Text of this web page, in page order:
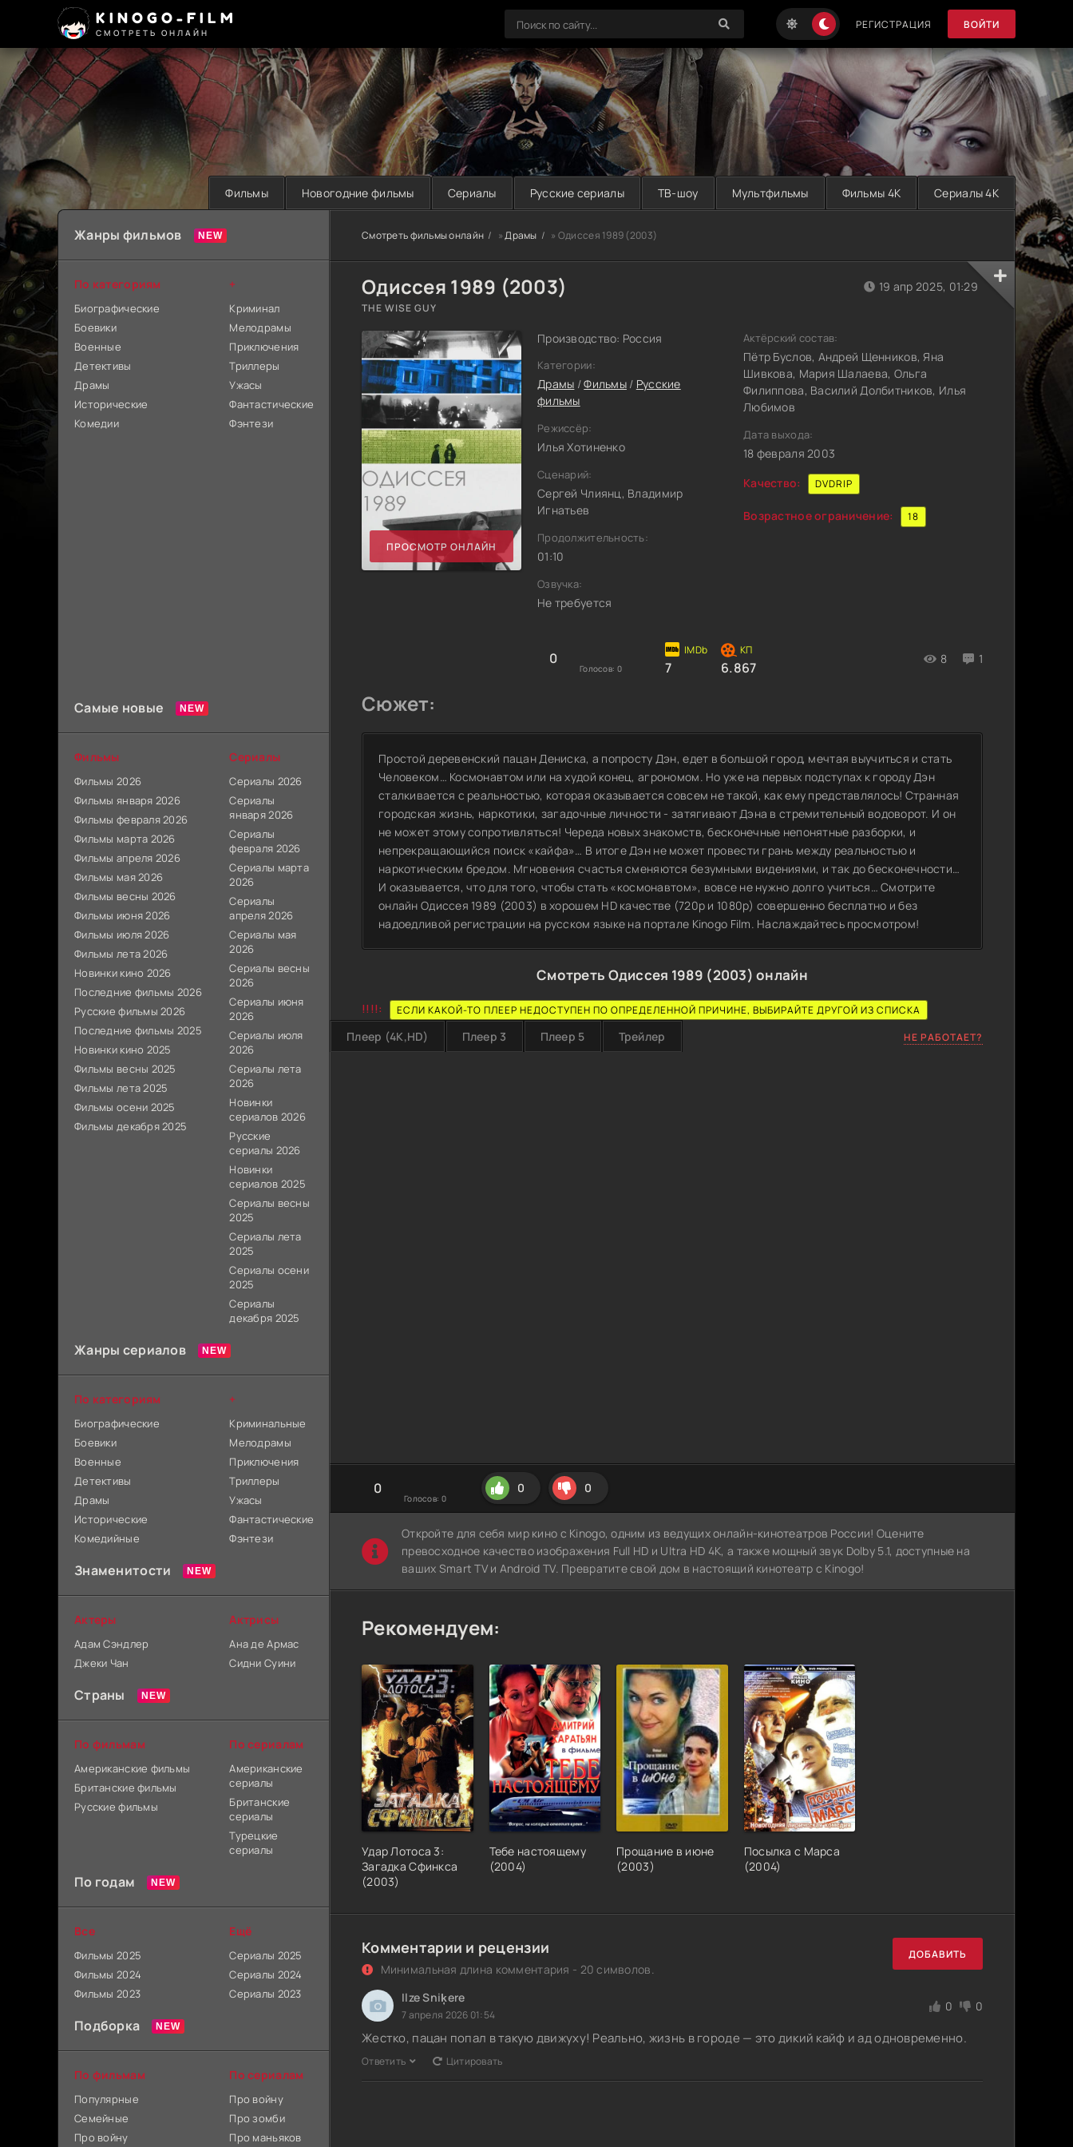
KINOGO-FILM
СМОТРЕТЬ ОНЛАЙН
РЕГИСТРАЦИЯ ВОЙТИ
Фильмы Новогодние фильмы Сериалы Русские сериалы ТВ-шоу Мультфильмы Фильмы 4K Сериалы 4K
Смотреть фильмы онлайн »Драмы » Одиссея 1989 (2003)
Одиссея 1989 (2003)
THE WISE GUY
ПРОСМОТР ОНЛАЙН
Производство: Россия
Категории:
Драмы /Фильмы/ Русские
фильмы
Режиссёр:
Илья Хотиненко
Сценарий:
Сергей Члиянц, Владимир
Игнатьев
Продолжительность:
01:10
Озвучка:
Не требуется
0
Голосов: 0 7 6.867
8 1
19 апр 2025, 01:29
Актёрский состав:
Пётр Буслов, Андрей Щенников, Яна
Шивкова, Мария Шалаева, Ольга
Филиппова, Василий Долбитников, Илья
Любимов
Дата выхода:
18 февраля 2003
Качество:
DVDRIP
Возрастное ограничение: 18
Сюжет:
Простой деревенский пацан Дениска, а попросту Дэн, едет в большой город, мечтая выучиться и стать
Человеком… Космонавтом или на худой конец, агрономом. Но уже на первых подступах к городу Дэн
сталкивается с реальностью, которая оказывается совсем не такой, как ему представлялось! Странная
городская жизнь, наркотики, загадочные личности - затягивают Дэна в стремительный водоворот. И он
не может этому сопротивляться! Череда новых знакомств, бесконечные непонятные разборки, и
непрекращающийся поиск «кайфа»… В итоге Дэн не может провести грань между реальностью и
наркотическим бредом. Мгновения счастья сменяются безумными видениями, и так до бесконечности…
И оказывается, что для того, чтобы стать «космонавтом», вовсе не нужно долго учиться… Смотрите
онлайн Одиссея 1989 (2003) в хорошем HD качестве (720p и 1080p) совершенно бесплатно и без
надоедливой регистрации на русском языке на портале Kinogo Film. Наслаждайтесь просмотром!
Смотреть Одиссея 1989 (2003) онлайн
!!!!: ЕСЛИ КАКОЙ-ТО ПЛЕЕР НЕДОСТУПЕН ПО ОПРЕДЕЛЕННОЙ ПРИЧИНЕ, ВЫБИРАЙТЕ ДРУГОЙ ИЗ СПИСКА
Плеер (4K,HD) Плеер 3 Плеер 5 Трейлер НЕ РАБОТАЕТ?
0
Голосов: 0
0 0
Откройте для себя мир кино с Kinogo, одним из ведущих онлайн-кинотеатров России! Оцените
превосходное качество изображения Full HD и Ultra HD 4K, а также мощный звук Dolby 5.1, доступные на
ваших Smart TV и Android TV. Превратите свой дом в настоящий кинотеатр с Kinogo!
Рекомендуем:
Удар Лотоса 3:
Загадка Сфинкса
(2003)
Тебе настоящему
(2004)
Прощание в июне
(2003)
Посылка с Марса
(2004)
Комментарии и рецензии
Минимальная длина комментария - 20 символов.
ДОБАВИТЬ
Ilze Sniķere
7 апреля 2026 01:54
0 0
Жестко, пацан попал в такую движуху! Реально, жизнь в городе — это дикий кайф и ад одновременно.
Ответить Цитировать
Жанры фильмов
По категориям
Биографические
Боевики
Военные
Детективы
Драмы
Исторические
Комедии
+
Криминал
Мелодрамы
Приключения
Триллеры
Ужасы
Фантастические
Фэнтези
Самые новые
Фильмы
Фильмы 2026
Фильмы января 2026
Фильмы февраля 2026
Фильмы марта 2026
Фильмы апреля 2026
Фильмы мая 2026
Фильмы весны 2026
Фильмы июня 2026
Фильмы июля 2026
Фильмы лета 2026
Новинки кино 2026
Последние фильмы 2026
Русские фильмы 2026
Последние фильмы 2025
Новинки кино 2025
Фильмы весны 2025
Фильмы лета 2025
Фильмы осени 2025
Фильмы декабря 2025
Сериалы
Сериалы 2026
Сериалы
января 2026
Сериалы
февраля 2026
Сериалы марта
2026
Сериалы
апреля 2026
Сериалы мая
2026
Сериалы весны
2026
Сериалы июня
2026
Сериалы июля
2026
Сериалы лета
2026
Новинки
сериалов 2026
Русские
сериалы 2026
Новинки
сериалов 2025
Сериалы весны
2025
Сериалы лета
2025
Сериалы осени
2025
Сериалы
декабря 2025
Жанры сериалов
По категориям
Биографические
Боевики
Военные
Детективы
Драмы
Исторические
Комедийные
+
Криминальные
Мелодрамы
Приключения
Триллеры
Ужасы
Фантастические
Фэнтези
Знаменитости
Актеры
Адам Сэндлер
Джеки Чан
Актрисы
Ана де Армас
Сидни Суини
Страны
По фильмам
Американские фильмы
Британские фильмы
Русские фильмы
По сериалам
Американские
сериалы
Британские
сериалы
Турецкие
сериалы
По годам
Все
Фильмы 2025
Фильмы 2024
Фильмы 2023
Ещё
Сериалы 2025
Сериалы 2024
Сериалы 2023
Подборка
По фильмам
Популярные
Семейные
Про войну
По сериалам
Про войну
Про зомби
Про маньяков